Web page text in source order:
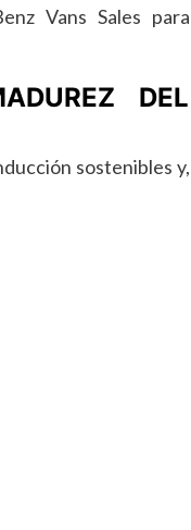
Vans Sales para
DEL
sostenibles y,